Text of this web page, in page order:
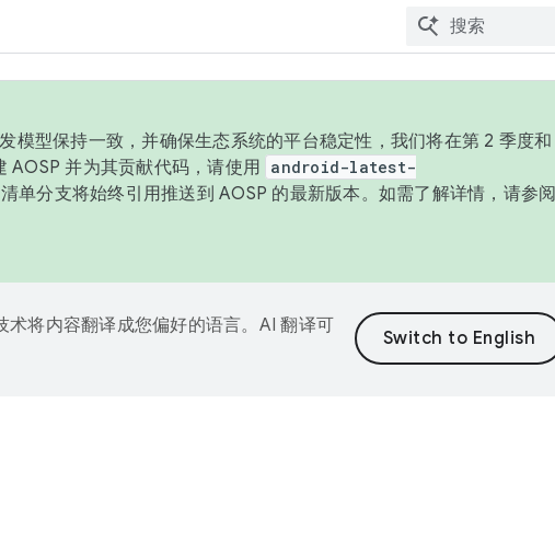
模型保持一致，并确保生态系统的平台稳定性，我们将在第 2 季度和
AOSP 并为其贡献代码，请使用 android-latest-
清单分支将始终引用推送到 AOSP 的最新版本。如需了解详情，请参阅
将内容翻译成您偏好的语言。AI 翻译可